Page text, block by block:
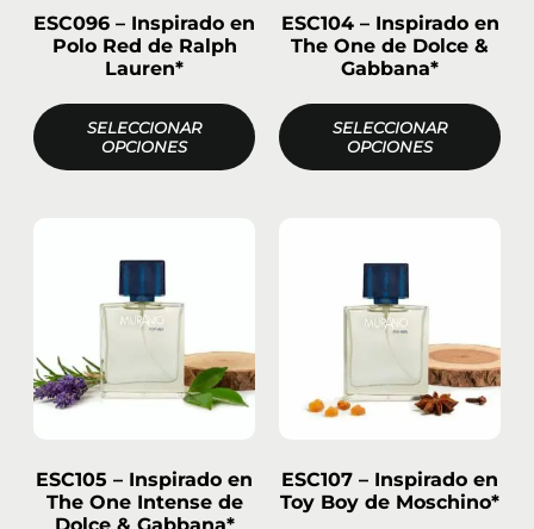
ESC096 – Inspirado en
Polo Red de Ralph
Lauren*
SELECCIONAR
OPCIONES
ESC104 – Inspirado en
The One de Dolce &
Gabbana*
SELECCIONAR
OPCIONES
ESC105 – Inspirado en
The One Intense de
ESC107 – Inspirado en
Toy Boy de Moschino*